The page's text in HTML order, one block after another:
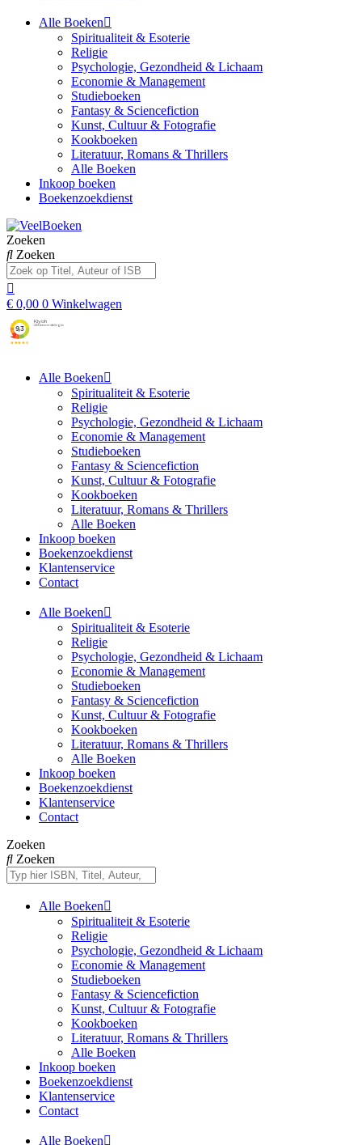
Alle Boeken
Spiritualiteit & Esoterie
Religie
Psychologie, Gezondheid & Lichaam
Economie & Management
Studieboeken
Fantasy & Sciencefiction
Kunst, Cultuur & Fotografie
Kookboeken
Literatuur, Romans & Thrillers
Alle Boeken
Inkoop boeken
Boekenzoekdienst
Zoeken
Zoeken
€ 0,00 0 Winkelwagen
Alle Boeken
Spiritualiteit & Esoterie
Religie
Psychologie, Gezondheid & Lichaam
Economie & Management
Studieboeken
Fantasy & Sciencefiction
Kunst, Cultuur & Fotografie
Kookboeken
Literatuur, Romans & Thrillers
Alle Boeken
Inkoop boeken
Boekenzoekdienst
Klantenservice
Contact
Alle Boeken
Spiritualiteit & Esoterie
Religie
Psychologie, Gezondheid & Lichaam
Economie & Management
Studieboeken
Fantasy & Sciencefiction
Kunst, Cultuur & Fotografie
Kookboeken
Literatuur, Romans & Thrillers
Alle Boeken
Inkoop boeken
Boekenzoekdienst
Klantenservice
Contact
Zoeken
Zoeken
Alle Boeken
Spiritualiteit & Esoterie
Religie
Psychologie, Gezondheid & Lichaam
Economie & Management
Studieboeken
Fantasy & Sciencefiction
Kunst, Cultuur & Fotografie
Kookboeken
Literatuur, Romans & Thrillers
Alle Boeken
Inkoop boeken
Boekenzoekdienst
Klantenservice
Contact
Alle Boeken